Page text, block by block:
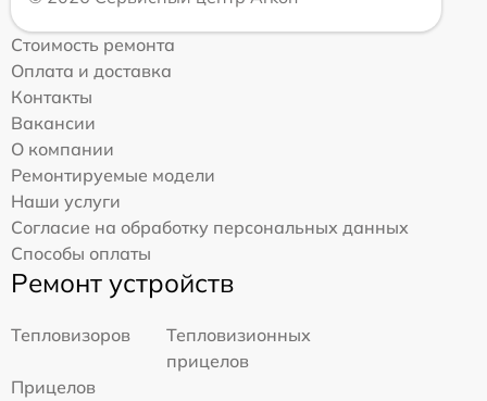
Стоимость ремонта
Оплата и доставка
Контакты
Вакансии
О компании
Ремонтируемые модели
Наши услуги
Согласие на обработку персональных данных
Способы оплаты
Ремонт устройств
Тепловизоров
Тепловизионных
прицелов
Прицелов